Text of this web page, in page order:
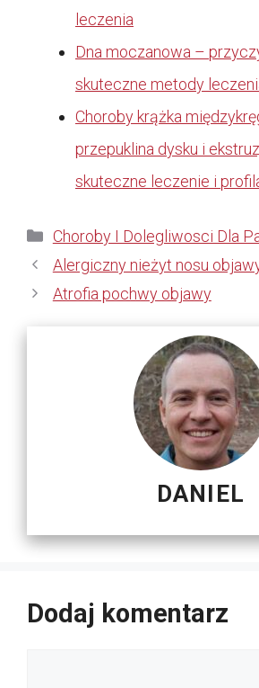
leczenia
Dna moczanowa –
skuteczne metody
Choroby krążka
przepuklina dysku i
skuteczne leczenie i
Kategorie
Choroby I Dolegliwosci Dla
Alergiczny nieżyt nosu
Atrofia pochwy objawy
DANIEL
Dodaj komentarz